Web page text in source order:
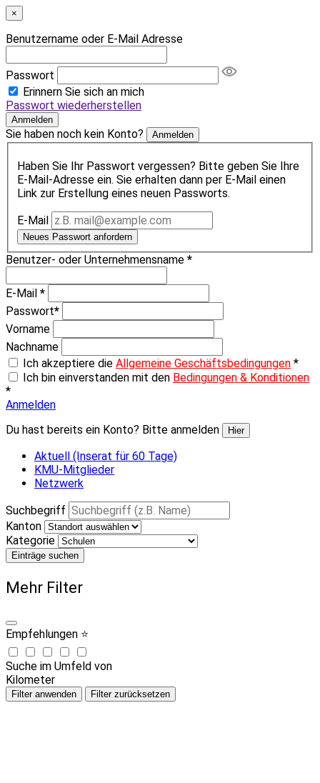
×
Benutzername oder E-Mail Adresse
Passwort
Erinnern Sie sich an mich
Passwort wiederherstellen
Anmelden
Sie haben noch kein Konto? Anmelden
Haben Sie Ihr Passwort vergessen? Bitte geben Sie Ihre
E-Mail-Adresse ein. Sie erhalten dann per E-Mail einen
Link zur Erstellung eines neuen Passworts.
E-Mail
Neues Passwort anfordern
Benutzer- oder Unternehmensname *
E-Mail *
Passwort*
Vorname
Nachname
Ich akzeptiere die Allgemeine Geschäftsbedingungen *
Ich bin einverstanden mit den Bedingungen & Konditionen
*
Anmelden
Du hast bereits ein Konto? Bitte anmelden
Hier
Aktuell (Inserat für 60 Tage)
KMU-Mitglieder
Netzwerk
Suchbegriff
Kanton
Kategorie
Einträge suchen
Mehr Filter
Empfehlungen ⭐
Suche im Umfeld von
Kilometer
Filter anwenden Filter zurücksetzen